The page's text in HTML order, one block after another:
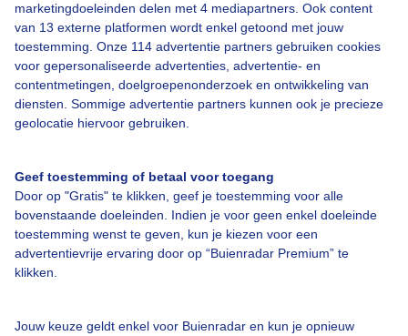
marketingdoeleinden delen met 4 mediapartners. Ook content
van 13 externe platformen wordt enkel getoond met jouw
toestemming. Onze 114 advertentie partners gebruiken cookies
voor gepersonaliseerde advertenties, advertentie- en
contentmetingen, doelgroepenonderzoek en ontwikkeling van
diensten. Sommige advertentie partners kunnen ook je precieze
geolocatie hiervoor gebruiken.
Geef toestemming of betaal voor toegang
Door op "Gratis" te klikken, geef je toestemming voor alle
bovenstaande doeleinden. Indien je voor geen enkel doeleinde
toestemming wenst te geven, kun je kiezen voor een
advertentievrije ervaring door op “Buienradar Premium” te
klikken.
Jouw keuze geldt enkel voor Buienradar en kun je opnieuw
Winter
Een moment geduld aub...